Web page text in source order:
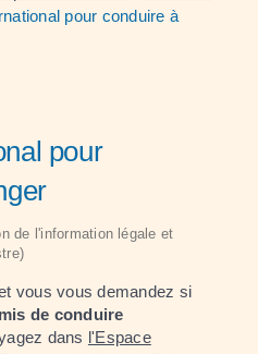
pour conduire à
pour
de l'information légale et
vous vous demandez si
de conduire
dans l'Espace